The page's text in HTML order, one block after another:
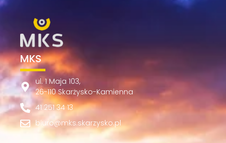
MKS
ul. 1 Maja 103,
26-110 Skarżysko-Kamienna
41 251 34 13
biuro@mks.skarzysko.pl